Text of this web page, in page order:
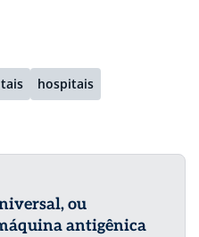
hospitais
ou
antigênica